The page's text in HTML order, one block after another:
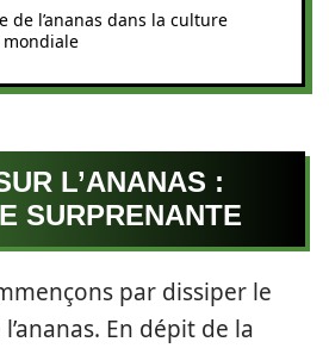
de l’ananas dans la culture
L’ANANAS :
SURPRENANTE
par dissiper le
En dépit de la